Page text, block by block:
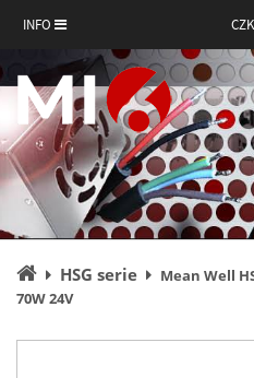
INFO CZK
Úvodní
stránka
HSG serie
Mean Well
70W 24V